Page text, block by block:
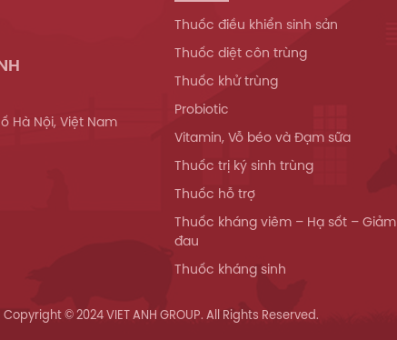
Hà Nội, Việt Nam
Thuốc điều khiển sinh sản
Thuốc diệt côn trùng
Thuốc khử trùng
Probiotic
Vitamin, Vỗ béo và Đạm sữa
Thuốc trị ký sinh trùng
Thuốc hỗ trợ
Thuốc kháng viêm – Hạ sốt – Giảm
đau
Thuốc kháng sinh
Copyright © 2024 VIET ANH GROUP. All Rights Reserved.